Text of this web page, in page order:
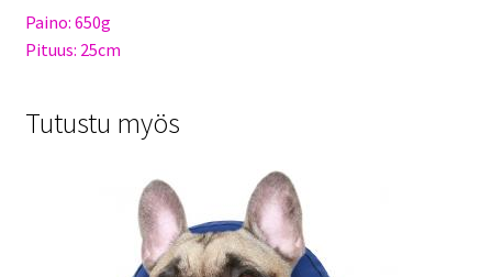
Paino: 650g
Pituus: 25cm
Tutustu myös